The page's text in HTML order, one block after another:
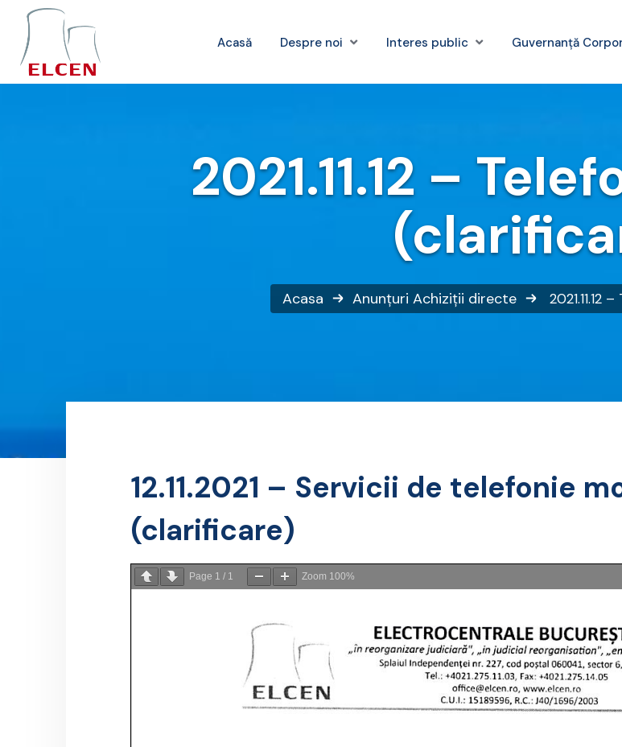
Acasă Despre noi Interes public Guvernanță
2021.11.12 –
Acasa Anunțuri Achiziții directe 2021.11.12
12.11.2021 – Servicii de telefonie
(clarificare)
Page 1 / 1 Zoom 100%